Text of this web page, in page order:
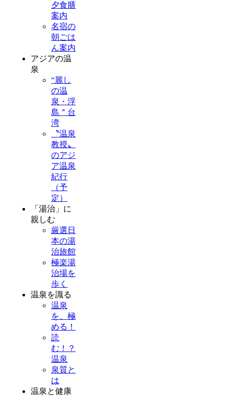
夕食膳
案内
名宿の
朝ごは
ん案内
アジアの温
泉
“麗し
の温
泉・浮
島＂台
湾
〝温泉
教授〟
のアジ
ア温泉
紀行
（予
定）
「湯治」に
親しむ
厳選日
本の湯
治旅館
極楽湯
治場を
歩く
温泉を識る
温泉
を、極
める！
読
む！？
温泉
泉質と
は
温泉と健康